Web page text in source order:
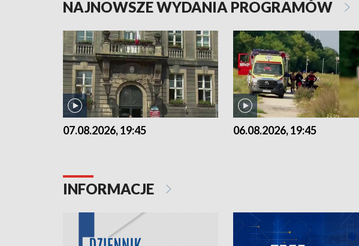
NAJNOWSZE WYDANIA PROGRAMÓW
07.08.2026, 19:45 06.08.2026, 19:45
INFORMACJE